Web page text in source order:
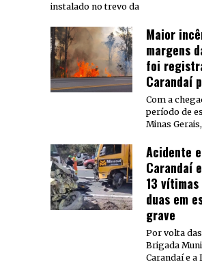
instalado no trevo da
Maior
margens
foi
Carandaí
Com a
período de
Minas
Acidente
Carandaí
13 vítimas
duas em
grave
Por volta das
Brigada
Carandaí e a